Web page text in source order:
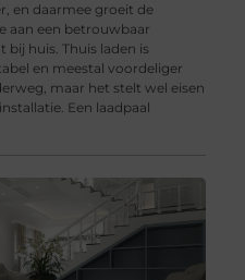
en daarmee groeit de
aan een betrouwbaar
bij huis. Thuis laden is
en meestal voordeliger
maar het stelt wel eisen
Een laadpaal